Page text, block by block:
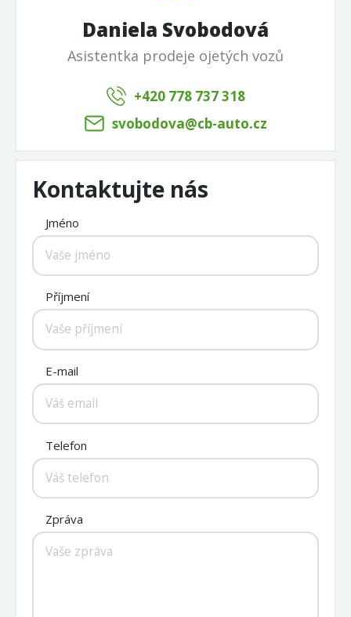
Daniela Svobodová
Asistentka prodeje ojetých vozů
+420 778 737 318
svobodova@cb-auto.cz
Kontaktujte nás
Jméno
Příjmení
E-mail
Telefon
Zpráva